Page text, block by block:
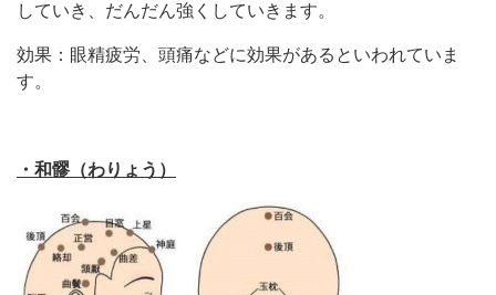
していき、だんだん強くしていきます。
効果：眼精疲労、頭痛などに効果があるといわれていま
す。
・和髎（わりょう）